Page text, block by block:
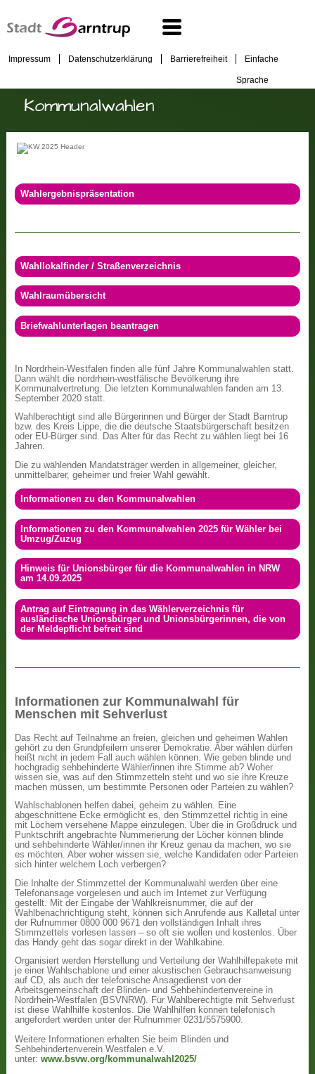
Impressum Datenschutzerklärung Barrierefreiheit Einfache
Sprache
Kommunalwahlen
Wahlergebnispräsentation
Wahllokalfinder / Straßenverzeichnis
Wahlraumübersicht
Briefwahlunterlagen beantragen
In Nordrhein-Westfalen finden alle fünf Jahre Kommunalwahlen statt.
Dann wählt die nordrhein-westfälische Bevölkerung ihre
Kommunalvertretung. Die letzten Kommunalwahlen fanden am 13.
September 2020 statt.
Wahlberechtigt sind alle Bürgerinnen und Bürger der Stadt Barntrup
bzw. des Kreis Lippe, die die deutsche Staatsbürgerschaft besitzen
oder EU-Bürger sind. Das Alter für das Recht zu wählen liegt bei 16
Jahren.
Die zu wählenden Mandatsträger werden in allgemeiner, gleicher,
unmittelbarer, geheimer und freier Wahl gewählt.
Informationen zu den Kommunalwahlen
Informationen zu den Kommunalwahlen 2025 für Wähler bei
Umzug/Zuzug
Hinweis für Unionsbürger für die Kommunalwahlen in NRW
am 14.09.2025
Antrag auf Eintragung in das Wählerverzeichnis für
ausländische Unionsbürger und Unionsbürgerinnen, die von
der Meldepflicht befreit sind
Informationen zur Kommunalwahl für
Menschen mit Sehverlust
Das Recht auf Teilnahme an freien, gleichen und geheimen Wahlen
gehört zu den Grundpfeilern unserer Demokratie. Aber wählen dürfen
heißt nicht in jedem Fall auch wählen können. Wie geben blinde und
hochgradig sehbehinderte Wähler/innen ihre Stimme ab? Woher
wissen sie, was auf den Stimmzetteln steht und wo sie ihre Kreuze
machen müssen, um bestimmte Personen oder Parteien zu wählen?
Wahlschablonen helfen dabei, geheim zu wählen. Eine
abgeschnittene Ecke ermöglicht es, den Stimmzettel richtig in eine
mit Löchern versehene Mappe einzulegen. Über die in Großdruck und
Punktschrift angebrachte Nummerierung der Löcher können blinde
und sehbehinderte Wähler/innen ihr Kreuz genau da machen, wo sie
es möchten. Aber woher wissen sie, welche Kandidaten oder Parteien
sich hinter welchem Loch verbergen?
Die Inhalte der Stimmzettel der Kommunalwahl werden über eine
Telefonansage vorgelesen und auch im Internet zur Verfügung
gestellt. Mit der Eingabe der Wahlkreisnummer, die auf der
Wahlbenachrichtigung steht, können sich Anrufende aus Kalletal unter
der Rufnummer 0800 000 9671 den vollständigen Inhalt ihres
Stimmzettels vorlesen lassen – so oft sie wollen und kostenlos. Über
das Handy geht das sogar direkt in der Wahlkabine.
Organisiert werden Herstellung und Verteilung der Wahlhilfepakete mit
je einer Wahlschablone und einer akustischen Gebrauchsanweisung
auf CD, als auch der telefonische Ansagedienst von der
Arbeitsgemeinschaft der Blinden- und Sehbehindertenvereine in
Nordrhein-Westfalen (BSVNRW). Für Wahlberechtigte mit Sehverlust
ist diese Wahlhilfe kostenlos. Die Wahlhilfen können telefonisch
angefordert werden unter der Rufnummer 0231/5575900.
Weitere Informationen erhalten Sie beim Blinden und
Sehbehindertenverein Westfalen e.V.
unter:www.bsvw.org/kommunalwahl2025/